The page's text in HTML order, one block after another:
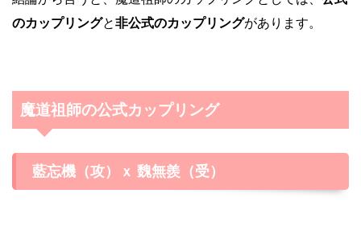
のカップリングと非公式のカップリングがあります。
魔道祖師の公式カップリング
藍忘機（攻）ｘ 魏無羨（受）